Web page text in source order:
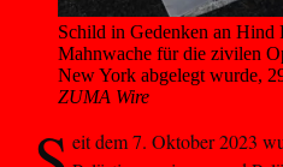
Schild in Gedenken an Hind
Mahnwache für die zivilen
New York abgelegt wurde,
ZUMA Wire
eit dem 7. Oktober 2023